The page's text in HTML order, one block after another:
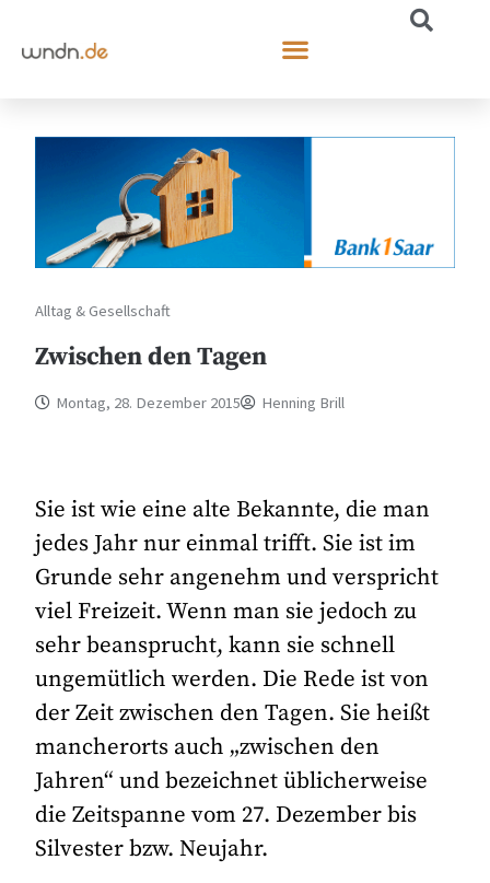
Alltag & Gesellschaft
Zwischen den Tagen
Montag, 28. Dezember 2015 Henning Brill
Sie ist wie eine alte Bekannte, die man
jedes Jahr nur einmal trifft. Sie ist im
Grunde sehr angenehm und verspricht
viel Freizeit. Wenn man sie jedoch zu
sehr beansprucht, kann sie schnell
ungemütlich werden. Die Rede ist von
der Zeit zwischen den Tagen. Sie heißt
mancherorts auch „zwischen den
Jahren“ und bezeichnet üblicherweise
die Zeitspanne vom 27. Dezember bis
Silvester bzw. Neujahr.